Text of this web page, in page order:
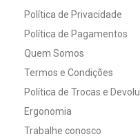
Política de Privacidade
Política de Pagamentos
Quem Somos
Termos e Condições
Política de Trocas e
Ergonomia
Trabalhe conosco